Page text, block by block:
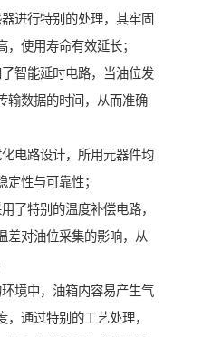
进行特别的处理，其牢固
使用寿命有效延长；
智能延时电路，当油位发
输数据的时间，从而准确
电路设计，所用元器件均
性与可靠性；
了特别的温度补偿电路，
差对油位采集的影响，从
境中，油箱内容易产生气
通过特别的工艺处理，